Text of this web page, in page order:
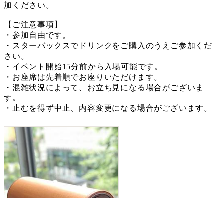
加ください。
【ご注意事項】
・参加自由です。
・スターバックスでドリンクをご購入のうえご参加くだ
さい。
・イベント開始15分前から入場可能です。
・お座席は先着順でお座りいただけます。
・混雑状況によって、お立ち見になる場合がございま
す。
・止むを得ず中止、内容変更になる場合がございます。